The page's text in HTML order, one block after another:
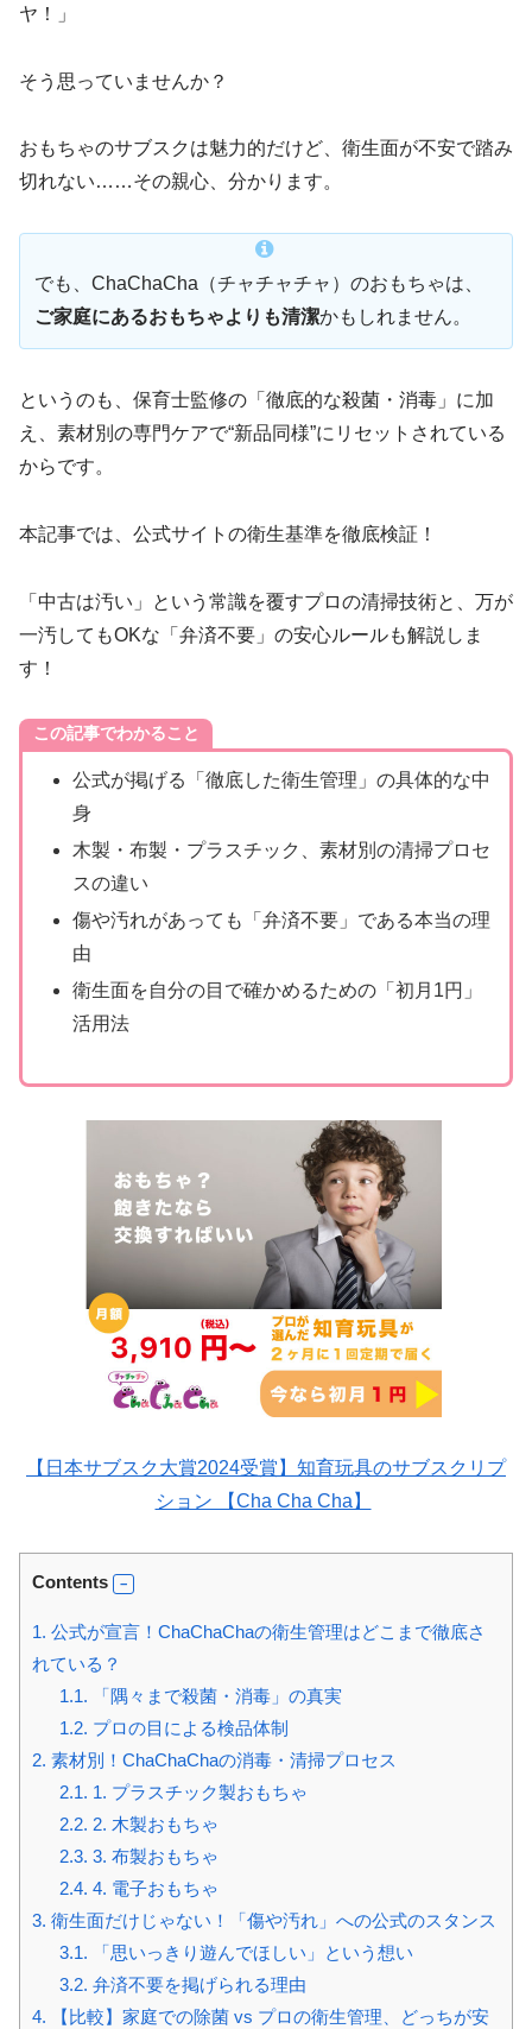
ヤ！」
そう思っていませんか？
おもちゃのサブスクは魅力的だけど、衛生面が不安で踏み
切れない……その親心、分かります。
でも、ChaChaCha（チャチャチャ）のおもちゃは、
ご家庭にあるおもちゃよりも清潔かもしれません。
というのも、保育士監修の「徹底的な殺菌・消毒」に加
え、素材別の専門ケアで“新品同様”にリセットされている
からです。
本記事では、公式サイトの衛生基準を徹底検証！
「中古は汚い」という常識を覆すプロの清掃技術と、万が
一汚してもOKな「弁済不要」の安心ルールも解説しま
す！
この記事でわかること
公式が掲げる「徹底した衛生管理」の具体的な中
身
木製・布製・プラスチック、素材別の清掃プロセ
スの違い
傷や汚れがあっても「弁済不要」である本当の理
由
衛生面を自分の目で確かめるための「初月1円」
活用法
【日本サブスク大賞2024受賞】知育玩具のサブスクリプ
ション 【Cha Cha Cha】
Contents
1. 公式が宣言！ChaChaChaの衛生管理はどこまで徹底さ
れている？
1.1. 「隅々まで殺菌・消毒」の真実
1.2. プロの目による検品体制
2. 素材別！ChaChaChaの消毒・清掃プロセス
2.1. 1. プラスチック製おもちゃ
2.2. 2. 木製おもちゃ
2.3. 3. 布製おもちゃ
2.4. 4. 電子おもちゃ
3. 衛生面だけじゃない！「傷や汚れ」への公式のスタンス
3.1. 「思いっきり遊んでほしい」という想い
3.2. 弁済不要を掲げられる理由
4. 【比較】家庭での除菌 vs プロの衛生管理、どっちが安